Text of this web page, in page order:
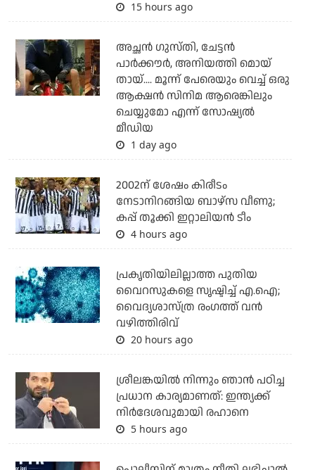
15 hours ago
അച്ഛന്‍ ഗുസ്തി, ചേട്ടന്‍
പാര്‍ക്കൗര്‍, അനിയത്തി മൊയ്
തായ്.... മൂന്ന് പേരെയും വെച്ച് ഒരു
ആക്ഷന്‍ സിനിമ ആരെങ്കിലും
ചെയ്യുമോ എന്ന് സോഷ്യല്‍
മീഡിയ
1 day ago
2002ന് ശേഷം കിരീടം
നേടാനിറങ്ങിയ ബാഴ്സ വീണു;
കപ്പ് തൂക്കി ഇറ്റാലിയൻ ടീം
4 hours ago
പ്രകൃതിയിലില്ലാത്ത പുതിയ
വൈറസുകളെ സൃഷ്ടിച്ച് എ.ഐ;
വൈദ്യശാസ്ത്ര രംഗത്ത് വന്‍
വഴിത്തിരിവ്
20 hours ago
ശ്രീലങ്കയില്‍ നിന്നും ഞാന്‍ പഠിച്ച
പ്രധാന കാര്യമാണത്: ഇന്ത്യക്ക്
നിര്‍ദേശവുമായി രഹാനെ
5 hours ago